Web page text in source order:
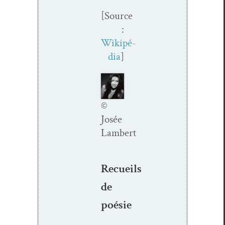
[Source
:
Wikipé­
dia]
©
Josée
Lambert
Recueils
de
poésie